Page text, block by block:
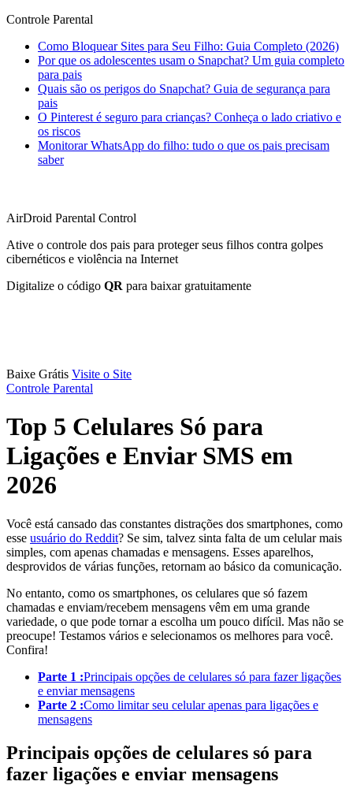
Controle Parental
Como Bloquear Sites para Seu Filho: Guia Completo (2026)
Por que os adolescentes usam o Snapchat? Um guia completo
para pais
Quais são os perigos do Snapchat? Guia de segurança para
pais
O Pinterest é seguro para crianças? Conheça o lado criativo e
os riscos
Monitorar WhatsApp do filho: tudo o que os pais precisam
saber
AirDroid Parental Control
Ative o controle dos pais para proteger seus filhos contra golpes
cibernéticos e violência na Internet
Digitalize o código QR para baixar gratuitamente
Baixe Grátis Visite o Site
Controle Parental
Top 5 Celulares Só para
Ligações e Enviar SMS em
2026
Você está cansado das constantes distrações dos smartphones, como
esse usuário do Reddit? Se sim, talvez sinta falta de um celular mais
simples, com apenas chamadas e mensagens. Esses aparelhos,
desprovidos de várias funções, retornam ao básico da comunicação.
No entanto, como os smartphones, os celulares que só fazem
chamadas e enviam/recebem mensagens vêm em uma grande
variedade, o que pode tornar a escolha um pouco difícil. Mas não se
preocupe! Testamos vários e selecionamos os melhores para você.
Confira!
Parte 1 :Principais opções de celulares só para fazer ligações
e enviar mensagens
Parte 2 :Como limitar seu celular apenas para ligações e
mensagens
Principais opções de celulares só para
fazer ligações e enviar mensagens